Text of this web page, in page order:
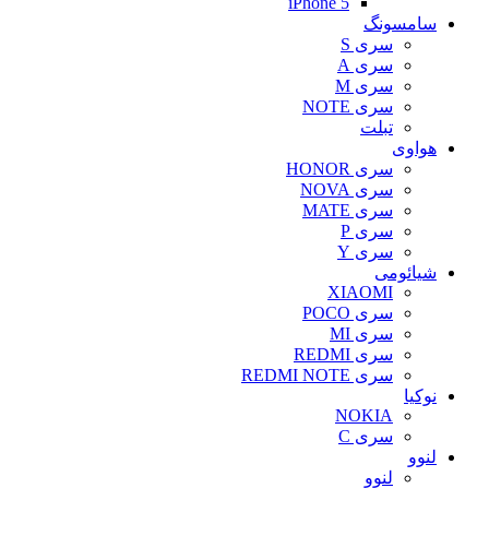
سامسونگ
سری S
سری A
سری M
سری NOTE
تبلت
هواوی
سری HONOR
سری NOVA
سری MATE
سری P
سری Y
شیائومی
XIAOMI
سری POCO
سری MI
سری REDMI
سری REDMI NOTE
نوکیا
NOKIA
سری C
لنوو
لنوو